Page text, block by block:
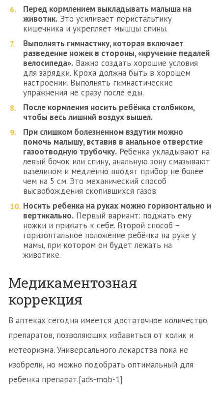
Перед кормлением выкладывать малыша на
животик. Это усиливает перистальтику
кишечника и укрепляет мышцы спины.
Выполнять гимнастику, которая включает
разведение ножек в стороны, «кручение педалей
велосипеда». Важно создать хорошие условия
для зарядки. Кроха должна быть в хорошем
настроении. Выполнять гимнастические
упражнения не сразу после еды.
После кормления носить ребёнка столбиком,
чтобы весь лишний воздух вышел.
При слишком болезненном вздутии можно
помочь малышу, вставив в анальное отверстие
газоотводную трубочку. Ребенка укладывают на
левый бочок или спину, анальную зону смазывают
вазелином и медленно вводят прибор не более
чем на 5 см. Это механический способ
высвобождения скопившихся газов.
Носить ребенка на руках можно горизонтально и
вертикально. Первый вариант: поджать ему
ножки и прижать к себе. Второй способ –
горизонтальное положение ребёнка на руке у
мамы, при котором он будет лежать на
животике.
Медикаментозная
коррекция
В аптеках сегодня имеется достаточное количество
препаратов, позволяющих избавиться от колик и
метеоризма. Универсального лекарства пока не
изобрели, но можно подобрать оптимальный для
ребенка препарат.[ads-mob-1]